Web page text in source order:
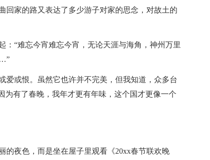
回家的路又表达了多少游子对家的思念，对故土的
“难忘今宵难忘今宵，无论天涯与海角，神州万里
爱或恨。虽然它也许并不完美，但我知道，众多台
为有了春晚，我年才更有年味，这个国才更像一个
的夜色，而是坐在屋子里观看《20xx春节联欢晚